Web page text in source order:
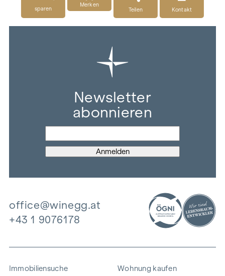
sparen
Merken
Teilen
Kontakt
Newsletter
abonnieren
office@winegg.at
+43 1 9076178
Immobiliensuche Wohnung kaufen